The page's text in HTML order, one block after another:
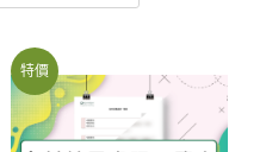
特價